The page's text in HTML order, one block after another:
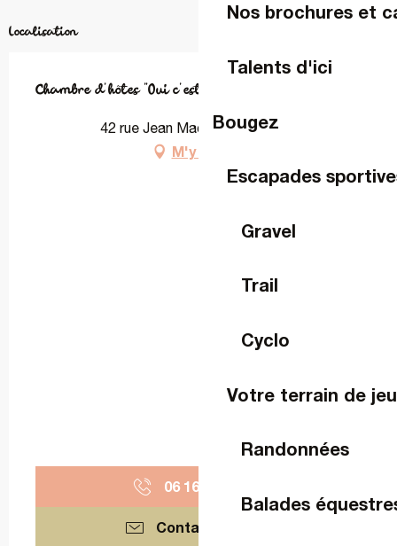
Nos brochures et
Talents d'ici
Bougez
Escapades
Gravel
Trail
Cyclo
Votre terrain de
Randonnées
Balades
Localisation
Chambre d'hôtes "Oui c'est le bon chemin"
42 rue Jean Macé, 53000 Laval
M'y rendre
06 16 48 52
Contactez-nous